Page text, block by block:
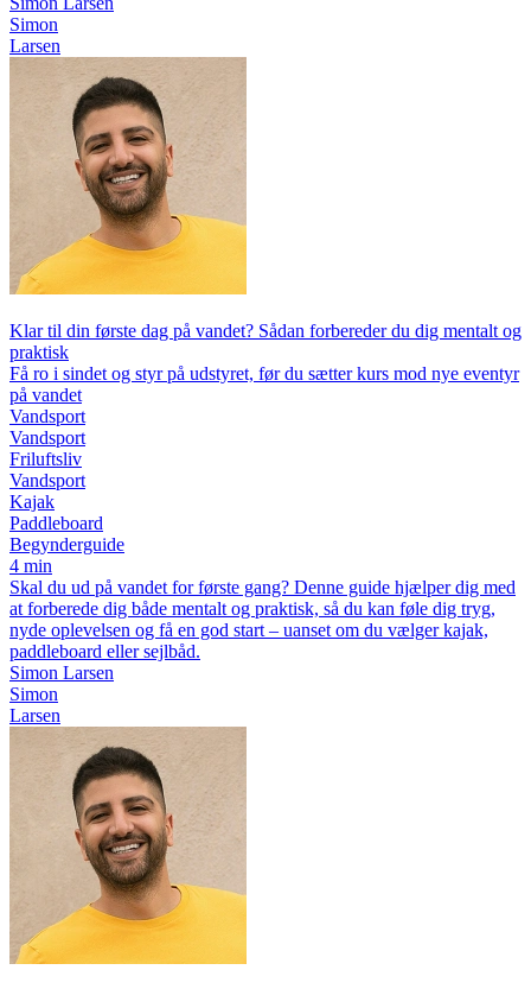
Simon
Larsen
Klar til din første dag på vandet? Sådan forbereder du dig mentalt og
praktisk
Få ro i sindet og styr på udstyret, før du sætter kurs mod nye eventyr
på vandet
Vandsport
Vandsport
Friluftsliv
Vandsport
Kajak
Paddleboard
Begynderguide
4 min
Skal du ud på vandet for første gang? Denne guide hjælper dig med
at forberede dig både mentalt og praktisk, så du kan føle dig tryg,
nyde oplevelsen og få en god start – uanset om du vælger kajak,
paddleboard eller sejlbåd.
Simon Larsen
Simon
Larsen